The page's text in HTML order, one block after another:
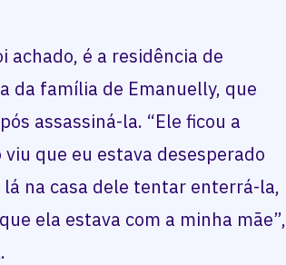
achado, é a residência de
da família de Emanuelly, que
assassiná-la. “Ele ficou a
que eu estava desesperado
na casa dele tentar enterrá-la,
ela estava com a minha mãe”,